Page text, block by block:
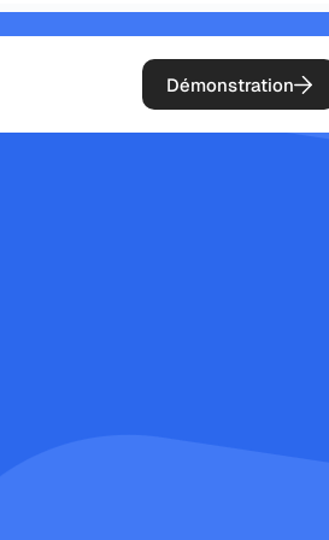
Démonstration